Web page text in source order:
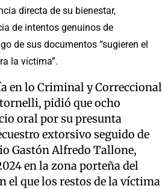
directa de su bienestar,
de intentos genuinos de
de sus documentos “sugieren el
la víctima”.
en lo Criminal y Correccional
pidió que ocho
oral por su presunta
extorsivo seguido de
Gastón Alfredo Tallone,
en la zona porteña del
el que los restos de la víctima